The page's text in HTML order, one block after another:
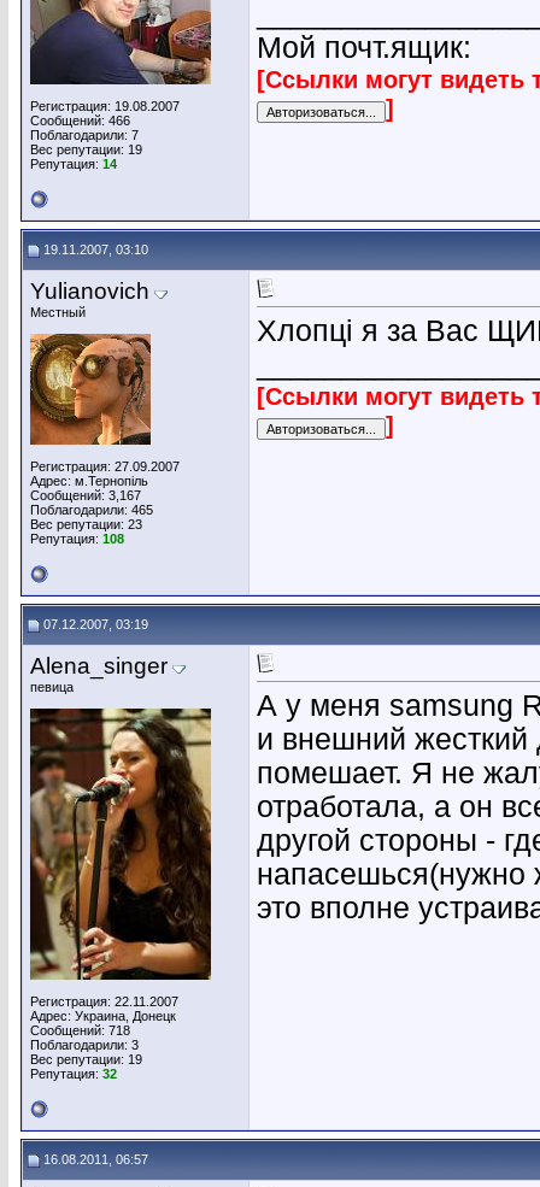
Регистрация: 19.08.2007
Сообщений: 466
Поблагодарили: 7
Вес репутации: 19
Репутация: 14
Мой почт.ящик:
[Ссылки могут видеть
]
19.11.2007, 03:10
Yulianovich
Местный
Регистрация: 27.09.2007
Адрес: м.Тернопіль
Сообщений: 3,167
Поблагодарили: 465
Вес репутации: 23
Репутация: 108
Хлопці я за Вас
[Ссылки могут видеть
]
07.12.2007, 03:19
Alena_singer
певица
Регистрация: 22.11.2007
Адрес: Украина, Донецк
Сообщений: 718
Поблагодарили: 3
Вес репутации: 19
Репутация: 32
А у меня samsung
и внешний жесткий
помешает. Я не
отработала, а он
другой стороны -
напасешься(нужно
это вполне
16.08.2011, 06:57